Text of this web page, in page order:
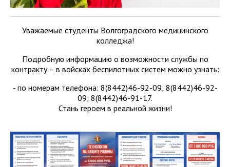
Уважаемые студенты Волгоградского медицинского
колледжа!
Подробную информацию о возможности службы по
контракту – в войсках беспилотных систем можно узнать:
- по номерам телефона: 8(8442)46-92-09; 8(8442)46-92-
09; 8(8442)46-91-17.
Стань героем в реальной жизни!